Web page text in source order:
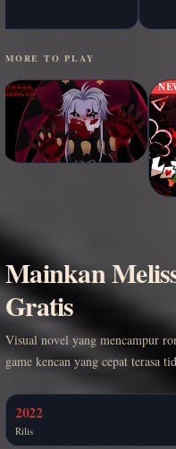
MORE TO PLAY
Mainkan
Gratis
Visual novel yang mencampur
game kencan yang cepat terasa
2022
Rilis